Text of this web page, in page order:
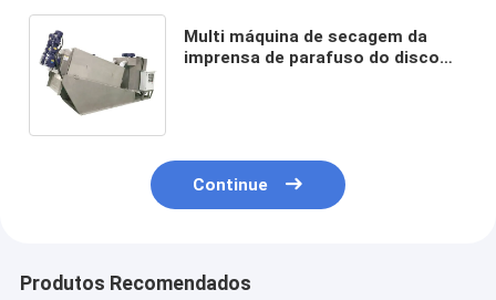
Multi máquina de secagem da
imprensa de parafuso do disco
Continue
Produtos Recomendados